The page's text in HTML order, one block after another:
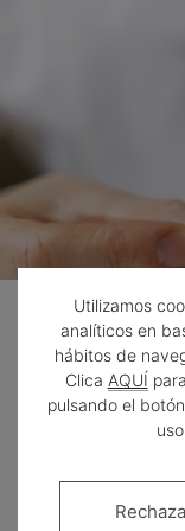
Utilizamos
analíticos en
hábitos de
Clica AQUÍ
pulsando el